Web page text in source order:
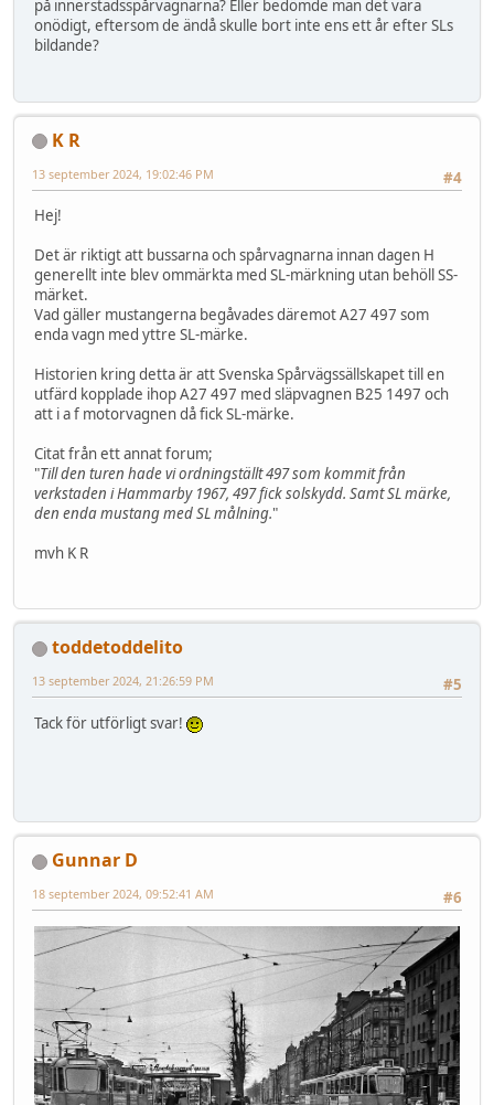
på innerstadsspårvagnarna? Eller bedömde man det vara
onödigt, eftersom de ändå skulle bort inte ens ett år efter SLs
bildande?
K R
#4
13 september 2024, 19:02:46 PM
Hej!
Det är riktigt att bussarna och spårvagnarna innan dagen H
generellt inte blev ommärkta med SL-märkning utan behöll SS-
märket.
Vad gäller mustangerna begåvades däremot A27 497 som
enda vagn med yttre SL-märke.
Historien kring detta är att Svenska Spårvägssällskapet till en
utfärd kopplade ihop A27 497 med släpvagnen B25 1497 och
att i a f motorvagnen då fick SL-märke.
Citat från ett annat forum;
"Till den turen hade vi ordningställt 497 som kommit från
verkstaden i Hammarby 1967, 497 fick solskydd. Samt SL märke,
den enda mustang med SL målning."
mvh K R
toddetoddelito
#5
13 september 2024, 21:26:59 PM
Tack för utförligt svar!
Gunnar D
#6
18 september 2024, 09:52:41 AM